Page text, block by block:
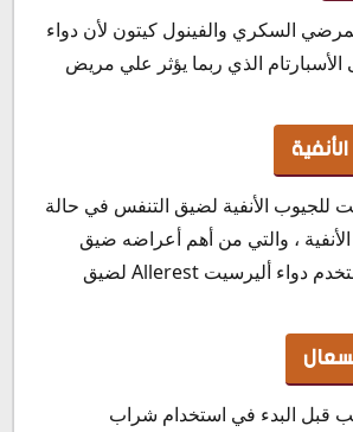
السكري والفينول كيتون لأن دواء
الذي ربما يؤثر علي مريض
للجيوب الأنفية لضيق التنفس في حالة
، والتي من أهم أعراضه ضيق
التنفس، لذلك قد يستخدم دواء أليرسيت Allerest لضيق
قبل البدء في استخدام شراب